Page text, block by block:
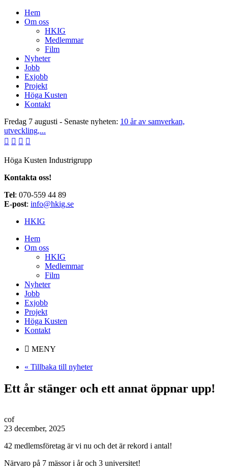
Hem
Om oss
HKIG
Medlemmar
Film
Nyheter
Jobb
Exjobb
Projekt
Höga Kusten
Kontakt
Fredag 7 augusti - Senaste nyheten: 10 år av samverkan,
utveckling,...
Höga Kusten Industrigrupp
Kontakta oss!
Tel: 070-559 44 89
E-post: info@hkig.se
HKIG
Hem
Om oss
HKIG
Medlemmar
Film
Nyheter
Jobb
Exjobb
Projekt
Höga Kusten
Kontakt
MENY
« Tillbaka till nyheter
Ett år stänger och ett annat öppnar upp!
cof
23 december, 2025
42 medlemsföretag är vi nu och det är rekord i antal!
Närvaro på 7 mässor i år och 3 universitet!